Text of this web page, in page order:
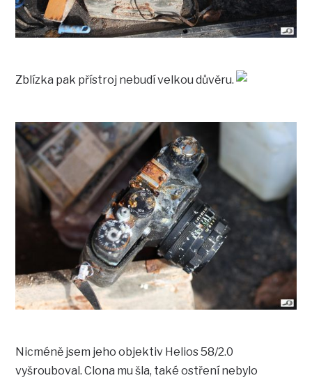
Zblízka pak přístroj nebudí velkou důvěru.
Nicméně jsem jeho objektiv Helios 58/2.0
vyšrouboval. Clona mu šla, také ostření nebylo